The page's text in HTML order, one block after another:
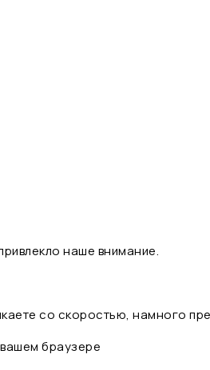
наше внимание.
со скоростью, намного
браузере